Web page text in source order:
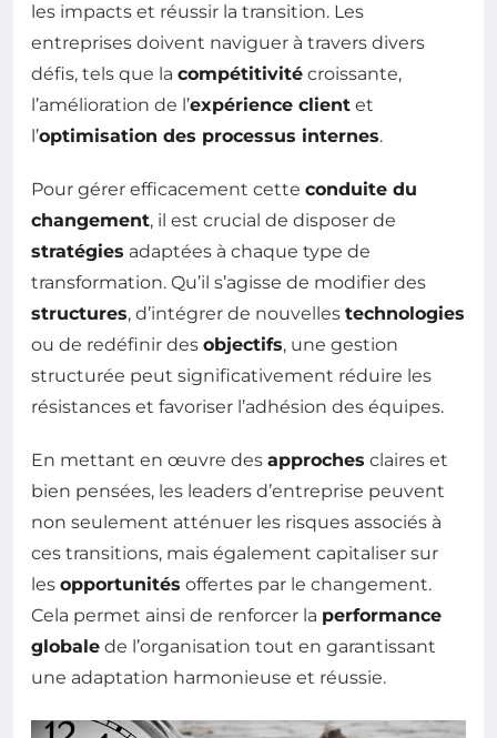
les impacts et réussir la transition. Les
entreprises doivent naviguer à travers divers
défis, tels que la compétitivité croissante,
l’amélioration de l’expérience client et
l’optimisation des processus internes.
Pour gérer efficacement cette conduite du
changement, il est crucial de disposer de
stratégies adaptées à chaque type de
transformation. Qu’il s’agisse de modifier des
structures, d’intégrer de nouvelles technologies
ou de redéfinir des objectifs, une gestion
structurée peut significativement réduire les
résistances et favoriser l’adhésion des équipes.
En mettant en œuvre des approches claires et
bien pensées, les leaders d’entreprise peuvent
non seulement atténuer les risques associés à
ces transitions, mais également capitaliser sur
les opportunités offertes par le changement.
Cela permet ainsi de renforcer la performance
globale de l’organisation tout en garantissant
une adaptation harmonieuse et réussie.